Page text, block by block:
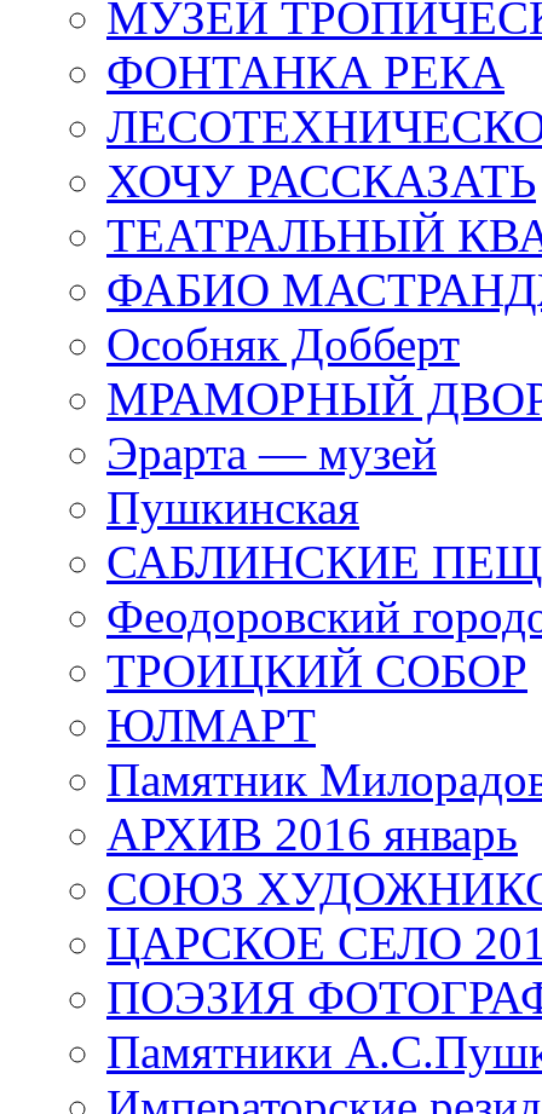
МУЗЕЙ
ФОНТАНКА РЕКА
ХОЧУ РАССКАЗАТЬ
ТЕАТРАЛЬНЫЙ
ФАБИО
Особняк Добберт
МРАМОРНЫЙ
Эрарта — музей
Пушкинская
САБЛИНСКИЕ
Феодоровский
ТРОИЦКИЙ СОБОР
ЮЛМАРТ
Памятник
АРХИВ 2016 январь
СОЮЗ
ЦАРСКОЕ СЕЛО
ПОЭЗИЯ
Памятники